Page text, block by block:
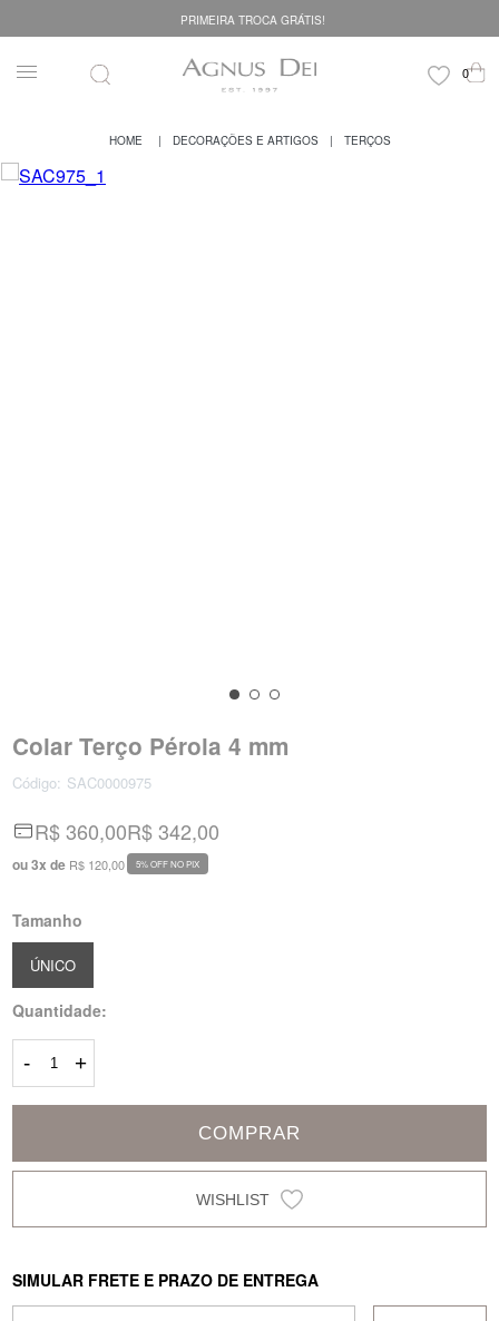
PRIMEIRA TROCA GRÁTIS!
DECORAÇÕES E ARTIGOS TERÇOS
Colar Terço Pérola 4 mm
Código: SAC0000975
R$ 360,00
ou3x de R$ 120,00
R$ 342,00
5% OFF NO PIX
Tamanho
ÚNICO
Quantidade:
- +
COMPRAR
SIMULAR FRETE E PRAZO DE ENTREGA